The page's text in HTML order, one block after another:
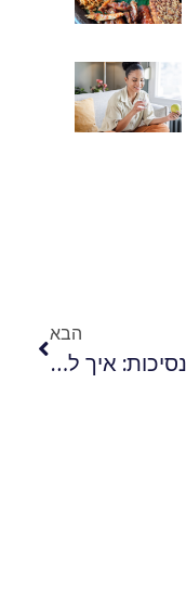
הבא
חדר לנסיכות: איך לעצב חדר שינה לנערות?